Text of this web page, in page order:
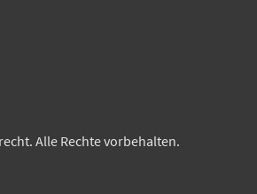
Alle Rechte vorbehalten.